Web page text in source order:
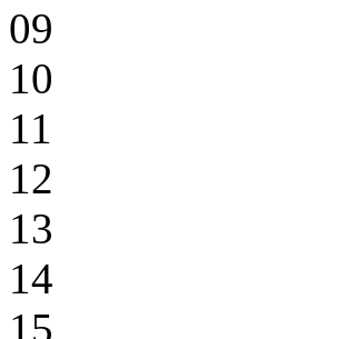
09
10
11
12
13
14
15